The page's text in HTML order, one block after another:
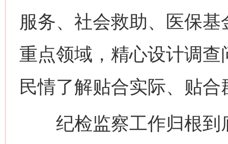
服务、社会救助、医保
重点领域，精心设计调
民情了解贴合实际、贴合
纪检监察工作归根到